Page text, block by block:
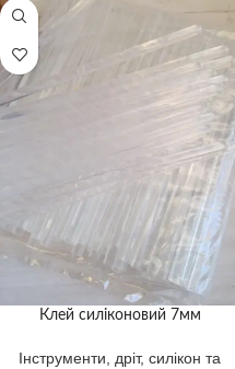
Клей силіконовий 7мм
Інструменти, дріт, силікон та